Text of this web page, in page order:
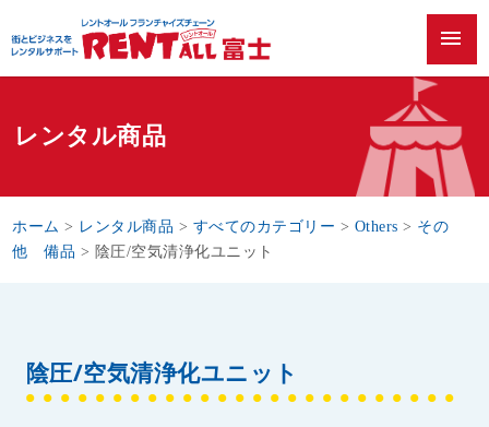
menu
レンタル商品
ホーム > レンタル商品 > すべてのカテゴリー > Others > その
他 備品 > 陰圧/空気清浄化ユニット
陰圧/空気清浄化ユニット